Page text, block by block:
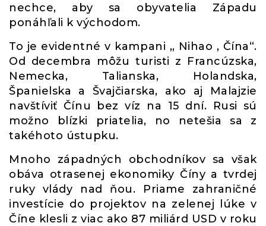
nechce, aby sa obyvatelia Západu
ponáhľali k východom.
To je evidentné v kampani „ Nihao , Čína“.
Od decembra môžu turisti z Francúzska,
Nemecka, Talianska, Holandska,
Španielska a Švajčiarska, ako aj Malajzie
navštíviť Čínu bez víz na 15 dní. Rusi sú
možno blízki priatelia, no netešia sa z
takéhoto ústupku.
Mnoho západných obchodníkov sa však
obáva otrasenej ekonomiky Číny a tvrdej
ruky vlády nad ňou. Priame zahraničné
investície do projektov na zelenej lúke v
Číne klesli z viac ako 87 miliárd USD v roku